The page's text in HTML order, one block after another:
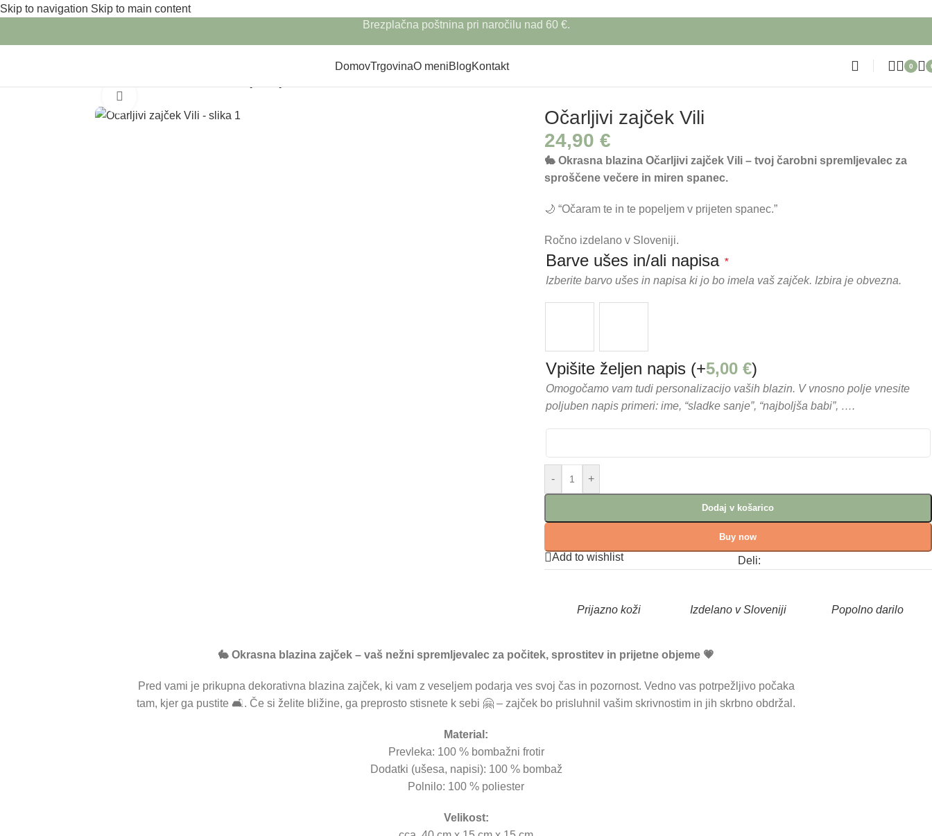
Skip to navigation Skip to main content
Brezplačna poštnina pri naročilu nad 60 €.
DomovTrgovinaO meniBlogKontakt 0
Očarljivi zajček Vili
24,90 €
🐇 Okrasna blazina Očarljivi zajček Vili – tvoj čarobni spremljevalec za
sproščene večere in miren spanec.
🌙 “Očaram te in te popeljem v prijeten spanec.”
Ročno izdelano v Sloveniji.
Barve ušes in/ali napisa *
Izberite barvo ušes in napisa ki jo bo imela vaš zajček. Izbira je obvezna.
Vpišite željen napis (+5,00 €)
Omogočamo vam tudi personalizacijo vaših blazin. V vnosno polje vnesite
poljuben napis primeri: ime, “sladke sanje”, “najboljša babi”, ….
- +
Dodaj v košarico
Buy now
Add to wishlist Deli:
Prijazno koži Izdelano v Sloveniji Popolno darilo
🐇 Okrasna blazina zajček – vaš nežni spremljevalec za počitek, sprostitev in prijetne objeme 💗
Pred vami je prikupna dekorativna blazina zajček, ki vam z veseljem podarja ves svoj čas in pozornost. Vedno vas potrpežljivo počaka
tam, kjer ga pustite 🛋️. Če si želite bližine, ga preprosto stisnete k sebi 🤗 – zajček bo prisluhnil vašim skrivnostim in jih skrbno obdržal.
Material:
Prevleka: 100 % bombažni frotir
Dodatki (ušesa, napisi): 100 % bombaž
Polnilo: 100 % poliester
Velikost: